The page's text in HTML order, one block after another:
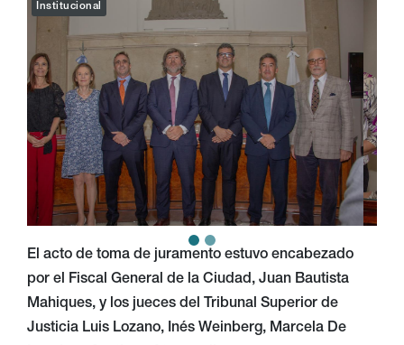
Institucional
El acto de toma de juramento estuvo encabezado
por el Fiscal General de la Ciudad, Juan Bautista
Mahiques, y los jueces del Tribunal Superior de
Justicia Luis Lozano, Inés Weinberg, Marcela De